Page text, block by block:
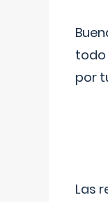
por
Las